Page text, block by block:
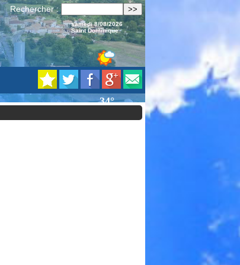
Rechercher :
samedi 8/08/2026
Saint Dominique